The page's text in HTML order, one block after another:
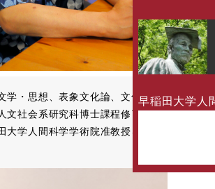
早稲田大学人
学・思想、表象文化論、文化資源学。
文社会系研究科博士課程修了。博士
大学人間科学学術院准教授を経て2020